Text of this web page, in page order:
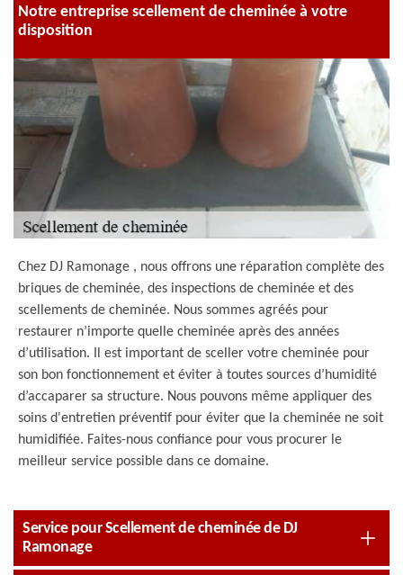
Notre entreprise scellement de cheminée à votre
disposition
Chez DJ Ramonage , nous offrons une réparation complète des
briques de cheminée, des inspections de cheminée et des
scellements de cheminée. Nous sommes agréés pour
restaurer n’importe quelle cheminée après des années
d’utilisation. Il est important de sceller votre cheminée pour
son bon fonctionnement et éviter à toutes sources d’humidité
d’accaparer sa structure. Nous pouvons même appliquer des
soins d'entretien préventif pour éviter que la cheminée ne soit
humidifiée. Faites-nous confiance pour vous procurer le
meilleur service possible dans ce domaine.
Service pour Scellement de cheminée de DJ
Ramonage